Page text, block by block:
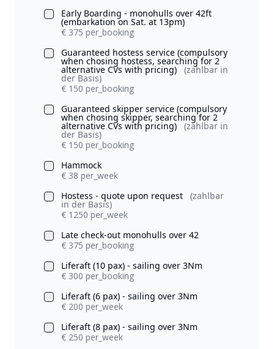
Early Boarding - monohulls over 42ft
(embarkation on Sat. at 13pm)
€ 375 per_booking
Guaranteed hostess service (compulsory
when chosing hostess, searching for 2
alternative CVs with pricing) (zahlbar in
der Basis)
€ 150 per_booking
Guaranteed skipper service (compulsory
when chosing skipper, searching for 2
alternative CVs with pricing) (zahlbar in
der Basis)
€ 150 per_booking
Hammock
€ 38 per_week
Hostess - quote upon request
(zahlbar
in der Basis)
€ 1250 per_week
Late check-out monohulls over 42
€ 375 per_booking
Liferaft (10 pax) - sailing over 3Nm
€ 300 per_booking
Liferaft (6 pax) - sailing over 3Nm
€ 200 per_week
Liferaft (8 pax) - sailing over 3Nm
€ 250 per_week